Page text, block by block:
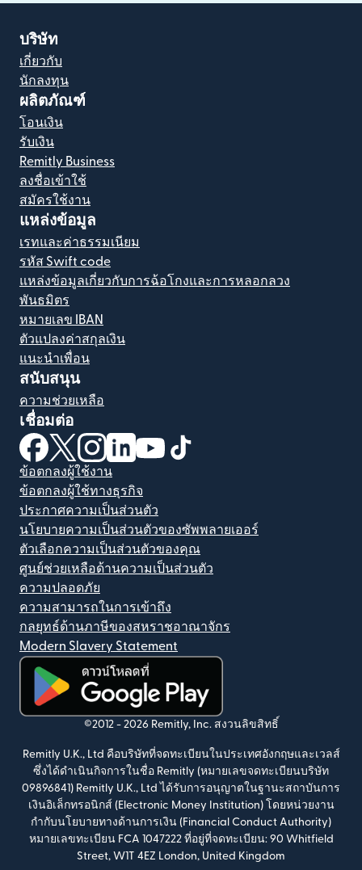
บริษัท
เกี่ยวกับ
นักลงทุน
ผลิตภัณฑ์
โอนเงิน
รับเงิน
Remitly Business
ลงชื่อเข้าใช้
สมัครใช้งาน
แหล่งข้อมูล
เรทและค่าธรรมเนียม
รหัส Swift code
แหล่งข้อมูลเกี่ยวกับการฉ้อโกงและการหลอกลวง
พันธมิตร
หมายเลข IBAN
ตัวแปลงค่าสกุลเงิน
แนะนำเพื่อน
สนับสนุน
ความช่วยเหลือ
เชื่อมต่อ
(เปิดในหน้าต่างใหม่)
(เปิดในหน้าต่างใหม่)
(เปิดในหน้าต่างใหม่)
(เปิดในหน้าต่างใหม่)
(เปิดในหน้าต่างใหม่)
ข้อตกลงผู้ใช้งาน
ข้อตกลงผู้ใช้ทางธุรกิจ
ประกาศความเป็นส่วนตัว
นโยบายความเป็นส่วนตัวของซัพพลายเออร์
ตัวเลือกความเป็นส่วนตัวของคุณ
ศูนย์ช่วยเหลือด้านความเป็นส่วนตัว
ความปลอดภัย
ความสามารถในการเข้าถึง
กลยุทธ์ด้านภาษีของสหราชอาณาจักร
Modern Slavery Statement
(เปิดในหน้าต่างใหม่)
©2012 - 2026 Remitly, Inc. สงวนลิขสิทธิ์
Remitly U.K., Ltd คือบริษัทที่จดทะเบียนในประเทศอังกฤษและเวลส์
ซึ่งได้ดำเนินกิจการในชื่อ Remitly (หมายเลขจดทะเบียนบริษัท
09896841) Remitly U.K., Ltd ได้รับการอนุญาตในฐานะสถาบันการ
เงินอิเล็กทรอนิกส์ (Electronic Money Institution) โดยหน่วยงาน
กำกับนโยบายทางด้านการเงิน (Financial Conduct Authority)
หมายเลขทะเบียน FCA 1047222 ที่อยู่ที่จดทะเบียน: 90 Whitfield
Street, W1T 4EZ London, United Kingdom